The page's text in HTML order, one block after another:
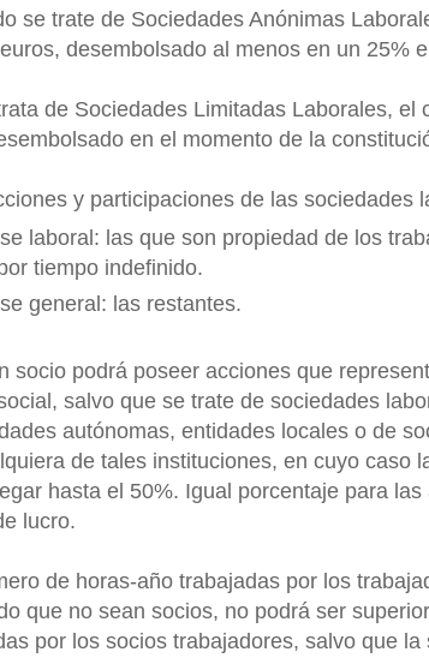
se trate de Sociedades Anónimas
desembolsado al menos en un 25%
de Sociedades Limitadas Laborales, el
en el momento de la
y participaciones de las sociedades
laboral: las que son propiedad de los
tiempo indefinido.
general: las restantes.
socio podrá poseer acciones que
salvo que se trate de sociedades
autónomas, entidades locales o de
de tales instituciones, en cuyo caso
hasta el 50%. Igual porcentaje para
lucro.
de horas-año trabajadas por los
que no sean socios, no podrá ser
por los socios trabajadores, salvo que